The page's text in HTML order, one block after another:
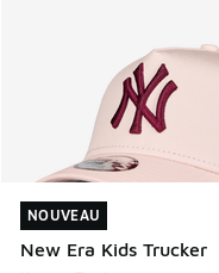
NOUVEAU
New Era Kids Trucker
NOUVEAU